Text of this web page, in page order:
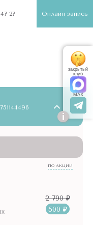
27 Онлайн-запись
ПО АКЦИИ
2 790 ₽
500 ₽
i
закрытый
клуб
MAX